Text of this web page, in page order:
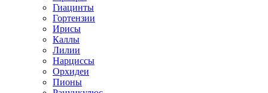
Гиацинты
Гортензии
Ирисы
Каллы
Лилии
Нарциссы
Орхидеи
Пионы